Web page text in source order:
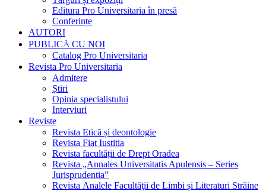
Editura Pro Universitaria în presă
Conferințe
AUTORI
PUBLICĂ CU NOI
Catalog Pro Universitaria
Revista Pro Universitaria
Admitere
Știri
Opinia specialistului
Interviuri
Reviste
Revista Etică și deontologie
Revista Fiat Iustitia
Revista facultății de Drept Oradea
Revista „Annales Universitatis Apulensis – Series
Jurisprudentia”
Revista Analele Facultăţii de Limbi și Literaturi Străine